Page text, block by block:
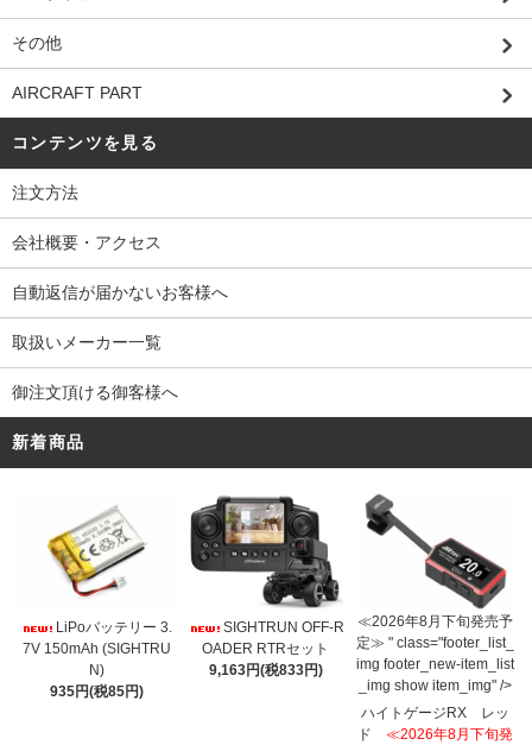
その他
AIRCRAFT PART
コンテンツを見る
注文方法
会社概要・アクセス
自動返信が届かないお客様へ
取扱いメーカー一覧
御注文頂ける御客様へ
新着商品
LiPoバッテリー 3.
7V 150mAh (SIGHTRU
N)
935円(税85円)
SIGHTRUN OFF-R
OADER RTRセット
9,163円(税833円)
≪2026年8月下旬発売予
定≫ " class="footer_list_
img footer_new-item_list
_img show item_img" />
ハイトゲージRX レッ
ド ≪2026年8月下旬発